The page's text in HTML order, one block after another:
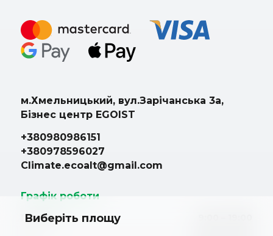
Виберіть площу
м.Хмельницький, вул.Зарічанська 3а,
Бізнес центр EGOIST
+380980986151
+380978596027
Climate.ecoalt@gmail.com
Графік роботи
Пн. – Пт.